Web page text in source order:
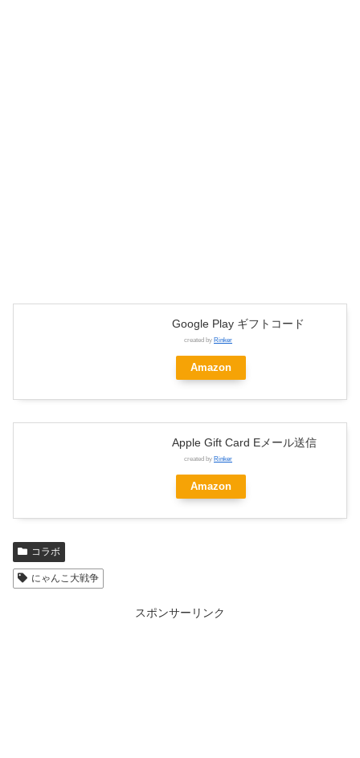
Google Play ギフトコード
created by Rinker
Amazon
Apple Gift Card Eメール送信
created by Rinker
Amazon
コラボ
にゃんこ大戦争
スポンサーリンク